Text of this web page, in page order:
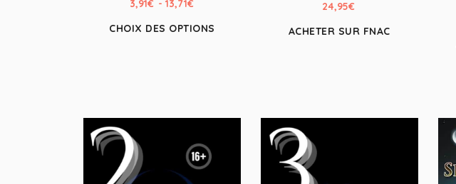
3,91€ - 13,71€
CHOIX DES OPTIONS
24,95€
ACHETER SUR FNAC